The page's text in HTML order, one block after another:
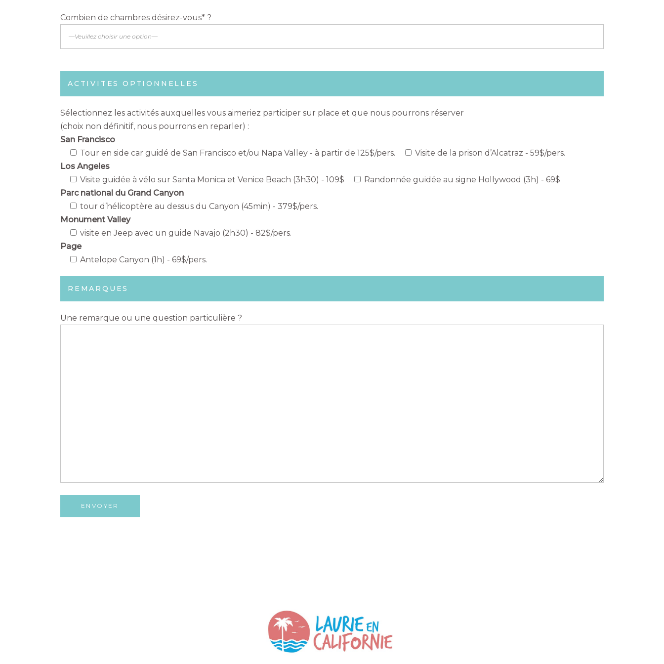
Combien de chambres désirez-vous* ?
ACTIVITES OPTIONNELLES
Sélectionnez les activités auxquelles vous aimeriez participer sur place et que nous pourrons réserver
(choix non définitif, nous pourrons en reparler) :
San Francisco
Tour en side car guidé de San Francisco et/ou Napa Valley - à partir de 125$/pers.
Visite de la prison d’Alcatraz - 59$/pers.
Los Angeles
Visite guidée à vélo sur Santa Monica et Venice Beach (3h30) - 109$
Randonnée guidée au signe Hollywood (3h) - 69$
Parc national du Grand Canyon
tour d’hélicoptère au dessus du Canyon (45min) - 379$/pers.
Monument Valley
visite en Jeep avec un guide Navajo (2h30) - 82$/pers.
Page
Antelope Canyon (1h) - 69$/pers.
REMARQUES
Une remarque ou une question particulière ?